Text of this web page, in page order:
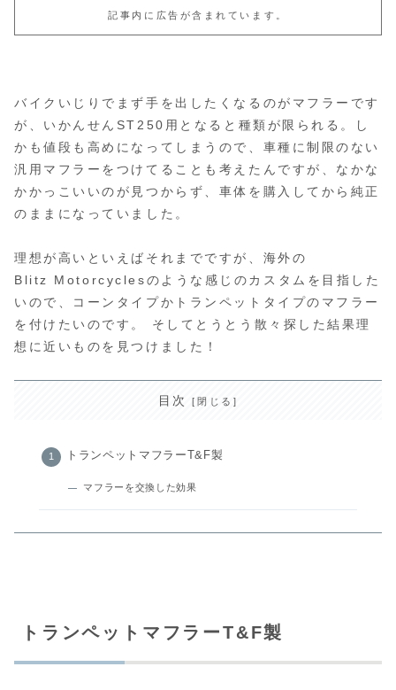
記事内に広告が含まれています。
バイクいじりでまず手を出したくなるのがマフラーです
が、いかんせんST250用となると種類が限られる。し
かも値段も高めになってしまうので、車種に制限のない
汎用マフラーをつけてることも考えたんですが、なかな
かかっこいいのが見つからず、車体を購入してから純正
のままになっていました。
理想が高いといえばそれまでですが、海外の
Blitz Motorcyclesのような感じのカスタムを目指した
いので、コーンタイプかトランペットタイプのマフラー
を付けたいのです。 そしてとうとう散々探した結果理
想に近いものを見つけました！
目次
トランペットマフラーT&F製
マフラーを交換した効果
トランペットマフラーT&F製